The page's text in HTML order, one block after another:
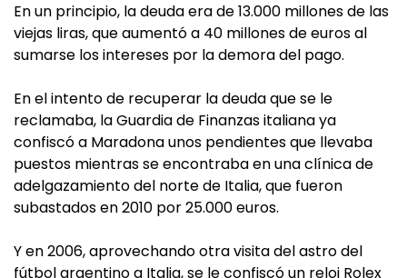
En un principio, la deuda era de 13.000 millones de las
viejas liras, que aumentó a 40 millones de euros al
sumarse los intereses por la demora del pago.
En el intento de recuperar la deuda que se le
reclamaba, la Guardia de Finanzas italiana ya
confiscó a Maradona unos pendientes que llevaba
puestos mientras se encontraba en una clínica de
adelgazamiento del norte de Italia, que fueron
subastados en 2010 por 25.000 euros.
Y en 2006, aprovechando otra visita del astro del
fútbol argentino a Italia, se le confiscó un reloj Rolex